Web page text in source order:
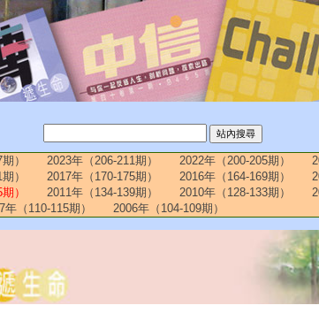
） 2023年（206-211期） 2022年（200-205期）
） 2017年（170-175期） 2016年（164-169期）
） 2011年（134-139期） 2010年（128-133期）
年（110-115期） 2006年（104-109期）